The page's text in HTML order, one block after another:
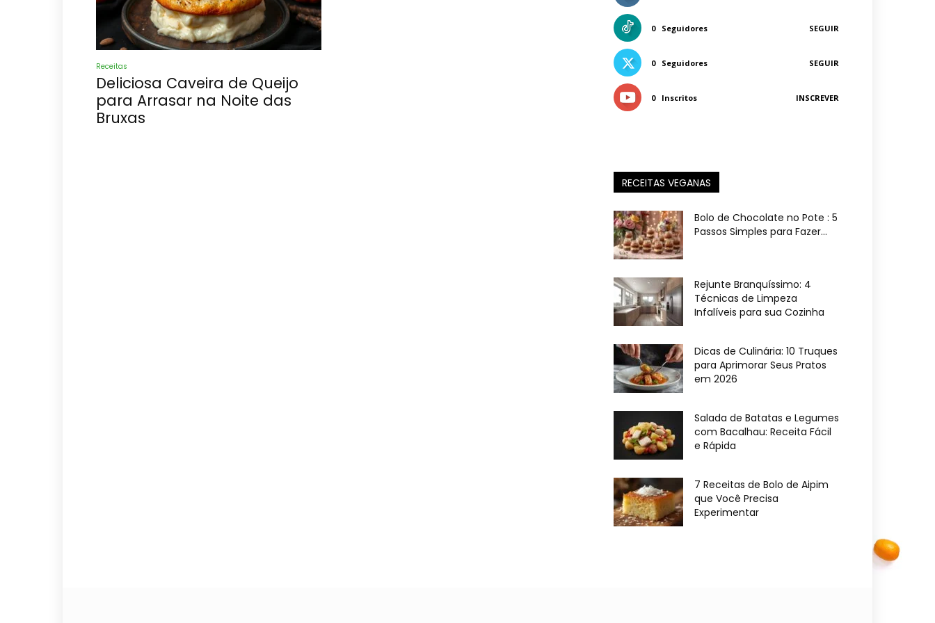
Receitas
Deliciosa Caveira de Queijo
para Arrasar na Noite das
Bruxas
0 Seguidores SEGUIR
0 Seguidores SEGUIR
0 Inscritos INSCREVER
RECEITAS VEGANAS
Bolo de Chocolate no Pote : 5
Passos Simples para Fazer...
Rejunte Branquíssimo: 4
Técnicas de Limpeza
Infalíveis para sua Cozinha
Dicas de Culinária: 10 Truques
para Aprimorar Seus Pratos
em 2026
Salada de Batatas e Legumes
com Bacalhau: Receita Fácil
e Rápida
7 Receitas de Bolo de Aipim
que Você Precisa
Experimentar